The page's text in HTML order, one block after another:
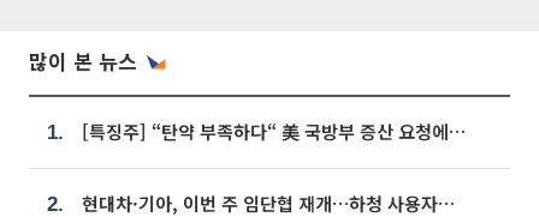
많이 본 뉴스
1. [특징주] “탄약 부족하다“ 美 국방부 증산 요청에⋯국내 방산주 급등세
2. 현대차·기아, 이번 주 임단협 재개…하청 사용자성 재심도 ‘변수’